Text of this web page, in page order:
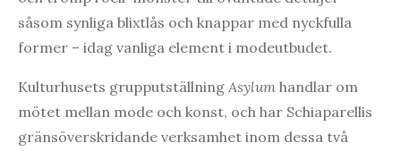
såsom synliga blixtlås och knappar med nyckfulla
former – idag vanliga element i modeutbudet.
Kulturhusets grupputställning Asylum handlar om
mötet mellan mode och konst, och har Schiaparellis
gränsöverskridande verksamhet inom dessa två